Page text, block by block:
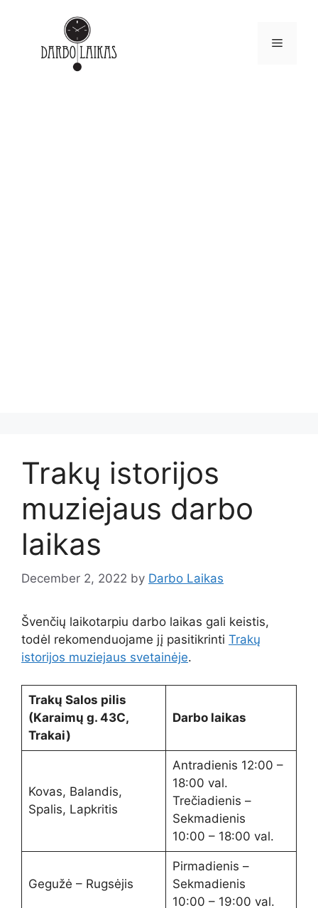
Trakų istorijos
muziejaus darbo
laikas
December 2, 2022 by Darbo Laikas
Švenčių laikotarpiu darbo laikas gali keistis,
todėl rekomenduojame jį pasitikrinti Trakų
istorijos muziejaus svetainėje.
Trakų Salos pilis
(Karaimų g. 43C,
Trakai)
Darbo laikas
Kovas, Balandis,
Spalis, Lapkritis
Antradienis 12:00 –
18:00 val.
Trečiadienis –
Sekmadienis
10:00 – 18:00 val.
Gegužė – Rugsėjis
Pirmadienis –
Sekmadienis
10:00 – 19:00 val.